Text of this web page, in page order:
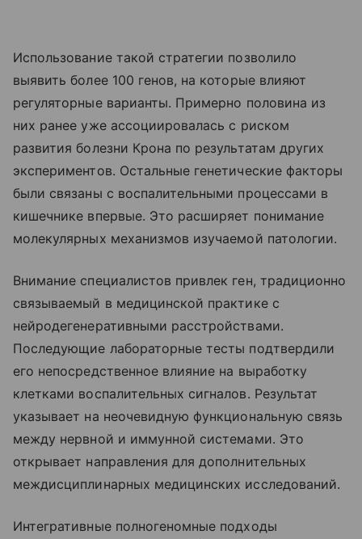
Использование такой стратегии позволило
выявить более 100 генов, на которые влияют
регуляторные варианты. Примерно половина из
них ранее уже ассоциировалась с риском
развития болезни Крона по результатам других
экспериментов. Остальные генетические факторы
были связаны с воспалительными процессами в
кишечнике впервые. Это расширяет понимание
молекулярных механизмов изучаемой патологии.
Внимание специалистов привлек ген, традиционно
связываемый в медицинской практике с
нейродегенеративными расстройствами.
Последующие лабораторные тесты подтвердили
его непосредственное влияние на выработку
клетками воспалительных сигналов. Результат
указывает на неочевидную функциональную связь
между нервной и иммунной системами. Это
открывает направления для дополнительных
междисциплинарных медицинских исследований.
Интегративные полногеномные подходы